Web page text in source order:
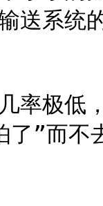
送系统
率极低
了”而不